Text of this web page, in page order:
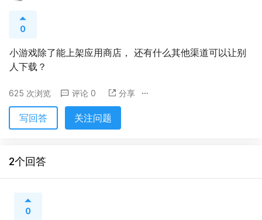
0
小游戏除了能上架应用商店， 还有什么其他渠道可以让别
人下载？
625 次浏览 评论 0 分享
写回答 关注问题
2个回答
0